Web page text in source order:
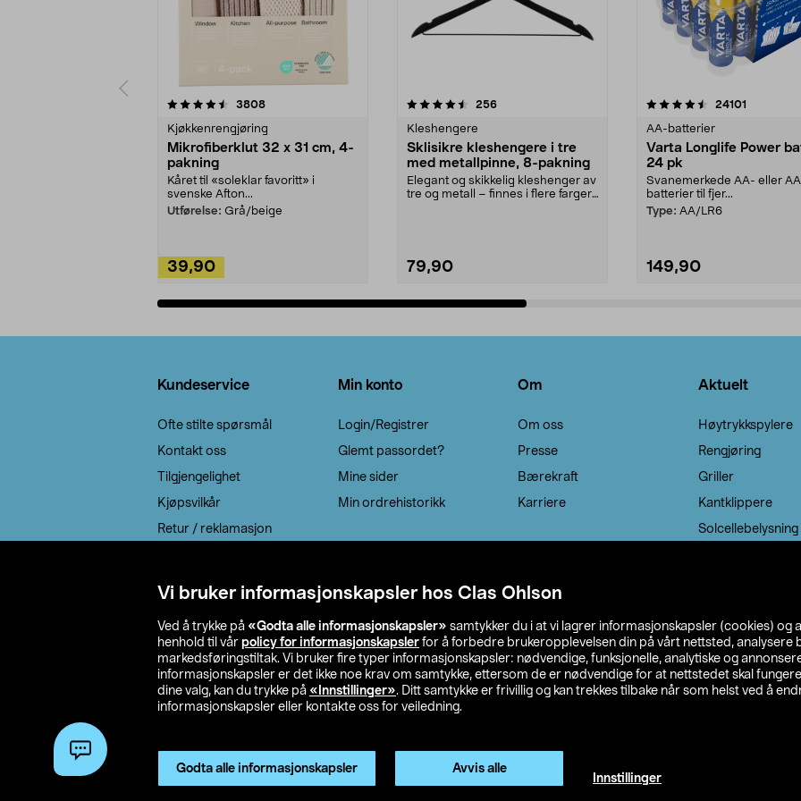
Vi bruker informasjonskapsler hos Clas Ohlson
Ved å trykke på «Godta alle informasjonskapsler» samtykker du i at vi lagrer informasjonskapsler (cookies) og
henhold til vår policy for informasjonskapsler for å forbedre brukeropplevelsen din på vårt nettsted, analysere
markedsføringstiltak. Vi bruker fire typer informasjonskapsler: nødvendige, funksjonelle, analytiske og
informasjonskapsler er det ikke noe krav om samtykke, ettersom de er nødvendige for at nettstedet skal
dine valg, kan du trykke på «Innstillinger». Ditt samtykke er frivillig og kan trekkes tilbake når som helst ved å
informasjonskapsler eller kontakte oss for veiledning.
Godta alle informasjonskapsler Avvis alle
Innstillinger
3808anmeldelser
Kjøkkenrengjøring
Mikrofiberklut 32 x 31 cm, 4-
pakning
Kåret til «soleklar favoritt» i
svenske Afton...
Utførelse: Grå/beige
39,90
4.5av 5 stjerner 256anmeldelser
Kleshengere
Sklisikre kleshengere i tre
med metallpinne, 8-pakning
Elegant og skikkelig kleshenger av
tre og metall – finnes i flere farger.
79,90
4.5av 5 stjerner 24101
AA-batterier
Varta Longlife Power
24 pk
Svanemerkede AA- eller
batterier til fjer...
Type: AA/LR6
149,90
4.5av 5 stjerner
Kundeservice
Ofte stilte spørsmål
Kontakt oss
Tilgjengelighet
Kjøpsvilkår
Retur / reklamasjon
Min konto
Login/Registrer
Glemt passordet?
Mine sider
Min ordrehistorikk
Om
Om oss
Presse
Bærekraft
Karriere
Aktuelt
Høytrykkspylere
Rengjøring
Griller
Kantklippere
Solcellebelysning